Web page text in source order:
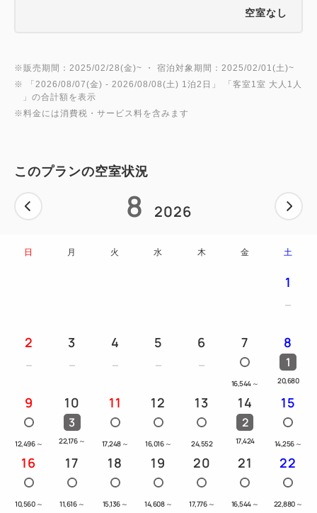
空室なし
※販売期間：2025/02/28(金)~ ・ 宿泊対象期間：2025/02/01(土)~
※ 「 2026/08/07(金) - 2026/08/08(土) 1泊2日 」 「客室1室 大人1人
」の合計額を表示
※料金には消費税・サービス料を含みます
このプランの空室状況
8 2026
日 月 火 水 木 金 土
1
2 3 4 5 6 7
16,544 ～
8
1
20,680
9
12,496 ～
10
3
22,176 ～
11
17,248 ～
12
16,016 ～
13
24,552
14
2
17,424
15
14,256 ～
16
10,560 ～
17
11,616 ～
18
15,136 ～
19
14,608 ～
20
17,776 ～
21
16,544 ～
22
22,880 ～